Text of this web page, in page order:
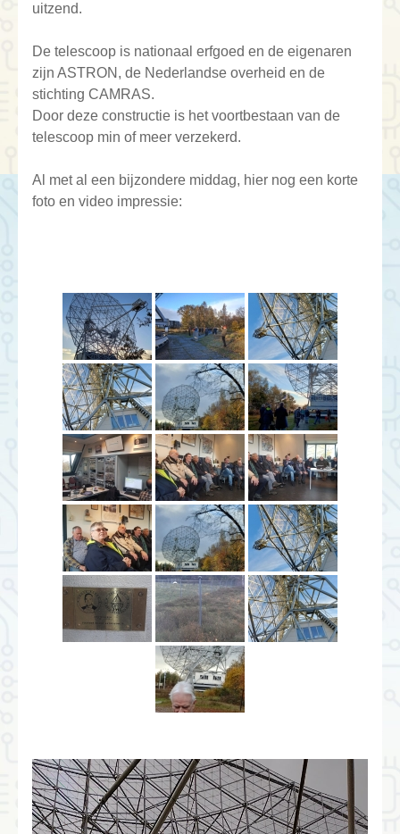
uitzend.
De telescoop is nationaal erfgoed en de eigenaren
zijn ASTRON, de Nederlandse overheid en de
stichting CAMRAS.
Door deze constructie is het voortbestaan van de
telescoop min of meer verzekerd.
Al met al een bijzondere middag, hier nog een korte
foto en video impressie:
Videospeler